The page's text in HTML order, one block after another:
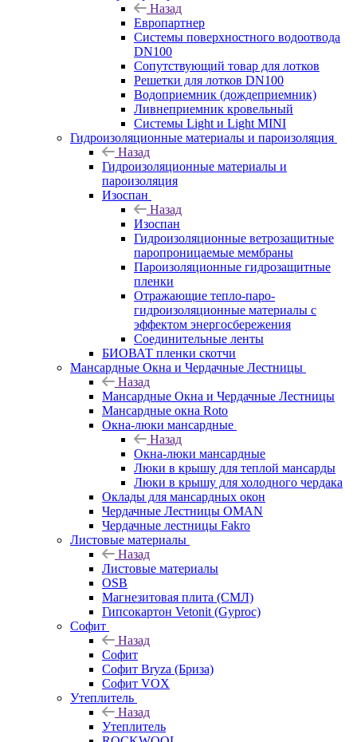
Назад
Европартнер
Системы поверхностного водоотвода
DN100
Сопутствующий товар для лотков
Решетки для лотков DN100
Водоприемник (дождеприемник)
Ливнеприемник кровельный
Системы Light и Light MINI
Гидроизоляционные материалы и пароизоляция
Назад
Гидроизоляционные материалы и
пароизоляция
Изоспан
Назад
Изоспан
Гидроизоляционные ветрозащитные
паропроницаемые мембраны
Пароизоляционные гидрозащитные
пленки
Отражающие тепло-паро-
гидроизоляционные материалы с
эффектом энергосбережения
Соединительные ленты
БИОВАТ пленки скотчи
Мансардные Окна и Чердачные Лестницы
Назад
Мансардные Окна и Чердачные Лестницы
Мансардные окна Roto
Окна-люки мансардные
Назад
Окна-люки мансардные
Люки в крышу для теплой мансарды
Люки в крышу для холодного чердака
Оклады для мансардных окон
Чердачные Лестницы OMAN
Чердачные лестницы Fakro
Листовые материалы
Назад
Листовые материалы
OSB
Магнезитовая плита (СМЛ)
Гипсокартон Vetonit (Gyproc)
Софит
Назад
Софит
Софит Bryza (Бриза)
Софит VOX
Утеплитель
Назад
Утеплитель